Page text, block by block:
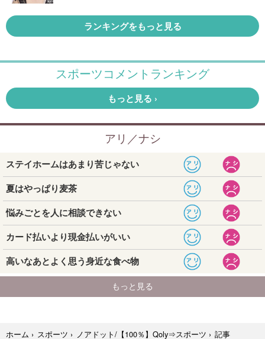
ランキングをもっと見る
ホーム › スポーツ › ノアドット/【100％】Qoly⇒スポーツ › 記事